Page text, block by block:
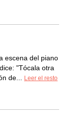
escena del piano
"Tócala otra
de...
Leer el resto